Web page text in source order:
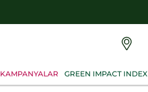
KAMPANYALAR GREEN IMPACT INDEX